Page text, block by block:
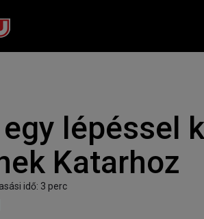
lépéssel
Katarhoz
idő: 3 perc